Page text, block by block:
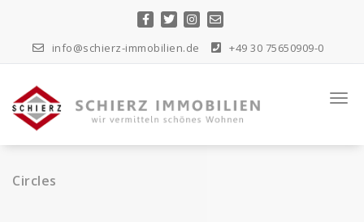
info@schierz-immobilien.de +49 30 75650909-0
wir vermitteln schönes Wohnen...
Circles